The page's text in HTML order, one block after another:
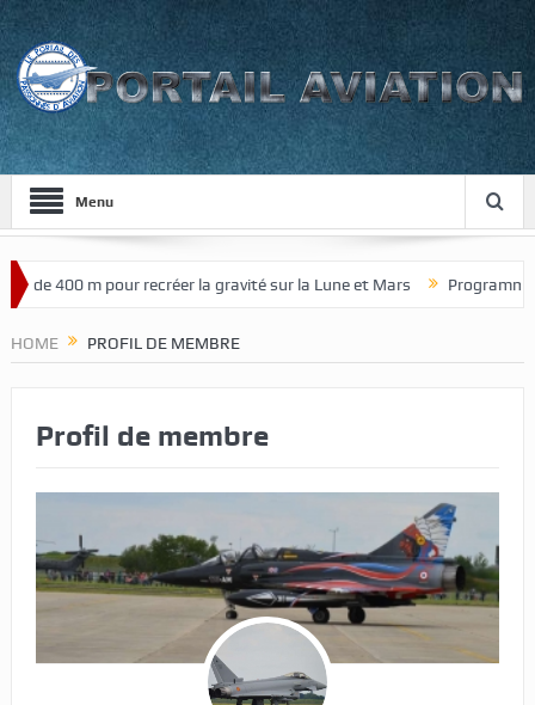
Menu
de 400 m pour recréer la gravité sur la Lune et Mars Programme
HOME PROFIL DE MEMBRE
Profil de membre